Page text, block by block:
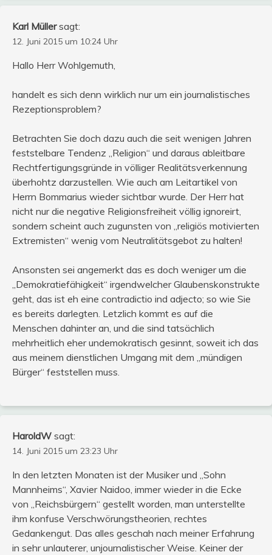
Karl Müller sagt:
12. Juni 2015 um 10:24 Uhr
Hallo Herr Wohlgemuth,
handelt es sich denn wirklich nur um ein journalistisches
Rezeptionsproblem?
Betrachten Sie doch dazu auch die seit wenigen Jahren
feststelbare Tendenz „Religion“ und daraus ableitbare
Rechtfertigungsgründe in völliger Realitätsverkennung
überhohtz darzustellen. Wie auch am Leitartikel von
Herrn Bommarius wieder sichtbar wurde. Der Herr hat
nicht nur die negative Religionsfreiheit völlig ignoreirt,
sondern scheint auch zugunsten von „religiös motivierten
Extremisten“ wenig vom Neutralitätsgebot zu halten!
Ansonsten sei angemerkt das es doch weniger um die
„Demokratiefähigkeit“ irgendwelcher Glaubenskonstrukte
geht, das ist eh eine contradictio ind adjecto; so wie Sie
es bereits darlegten. Letzlich kommt es auf die
Menschen dahinter an, und die sind tatsächlich
mehrheitlich eher undemokratisch gesinnt, soweit ich das
aus meinem dienstlichen Umgang mit dem „mündigen
Bürger“ feststellen muss.
HaroldW sagt:
14. Juni 2015 um 23:23 Uhr
In den letzten Monaten ist der Musiker und „Sohn
Mannheims“, Xavier Naidoo, immer wieder in die Ecke
von „Reichsbürgern“ gestellt worden, man unterstellte
ihm konfuse Verschwörungstheorien, rechtes
Gedankengut. Das alles geschah nach meiner Erfahrung
in sehr unlauterer, unjournalistischer Weise. Keiner der